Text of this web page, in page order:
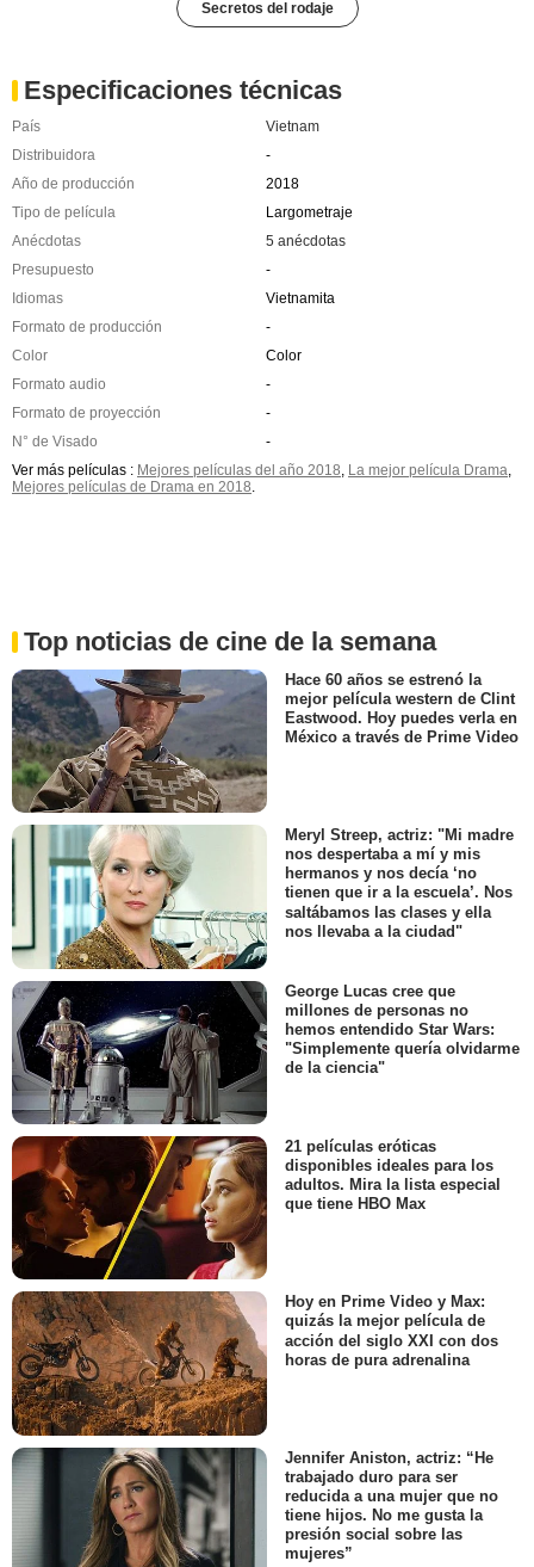
Secretos del rodaje
Especificaciones técnicas
País
Vietnam
Distribuidora
-
Año de producción
2018
Tipo de película
Largometraje
Anécdotas
5 anécdotas
Presupuesto
-
Idiomas
Vietnamita
Formato de producción
-
Color
Color
Formato audio
-
Formato de proyección
-
N° de Visado
-
Ver más películas : Mejores películas del año 2018, La mejor película Drama,
Mejores películas de Drama en 2018.
Top noticias de cine de la semana
Hace 60 años se estrenó la
mejor película western de Clint
Eastwood. Hoy puedes verla en
México a través de Prime Video
Meryl Streep, actriz: "Mi madre
nos despertaba a mí y mis
hermanos y nos decía ‘no
tienen que ir a la escuela’. Nos
saltábamos las clases y ella
nos llevaba a la ciudad"
George Lucas cree que
millones de personas no
hemos entendido Star Wars:
"Simplemente quería olvidarme
de la ciencia"
21 películas eróticas
disponibles ideales para los
adultos. Mira la lista especial
que tiene HBO Max
Hoy en Prime Video y Max:
quizás la mejor película de
acción del siglo XXI con dos
horas de pura adrenalina
Jennifer Aniston, actriz: “He
trabajado duro para ser
reducida a una mujer que no
tiene hijos. No me gusta la
presión social sobre las
mujeres”